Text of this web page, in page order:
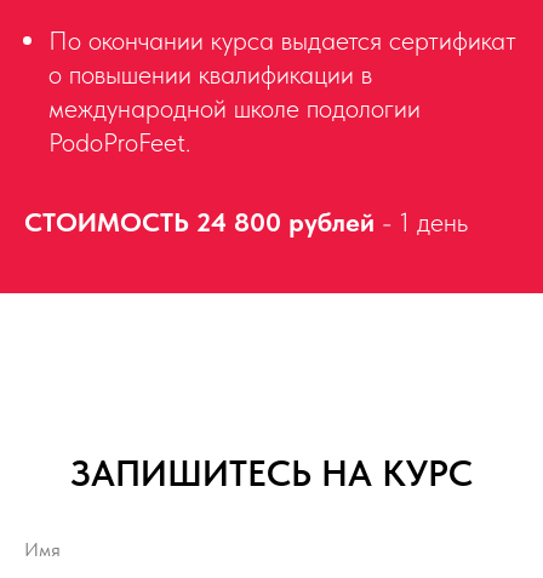
По окончании курса выдается сертификат
о повышении квалификации в
международной школе подологии
PodoProFeet.
СТОИМОСТЬ 24 800 рублей - 1 день
ЗАПИШИТЕСЬ НА КУРС